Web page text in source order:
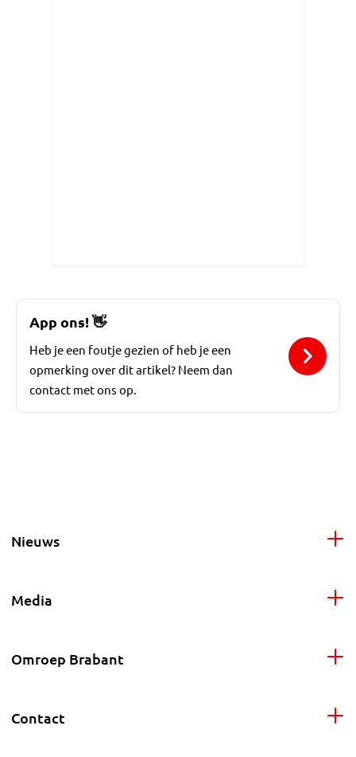
App ons!👋
Heb je een foutje gezien of heb je een
opmerking over dit artikel? Neem dan
contact met ons op.
Nieuws
Media
Omroep Brabant
Contact